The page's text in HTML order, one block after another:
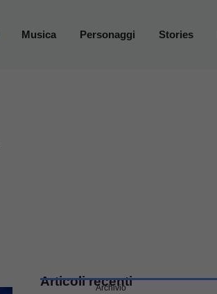
Musica Personaggi Stories
Articoli recenti
Archivio